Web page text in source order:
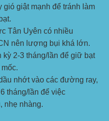
gió giật mạnh để tránh làm
Tân Uyên có nhiều
nên lượng bụi khá lớn.
2-3 tháng/lần để giữ bạt
nhớt vào các đường ray,
tháng/lần để việc
nhẹ nhàng.